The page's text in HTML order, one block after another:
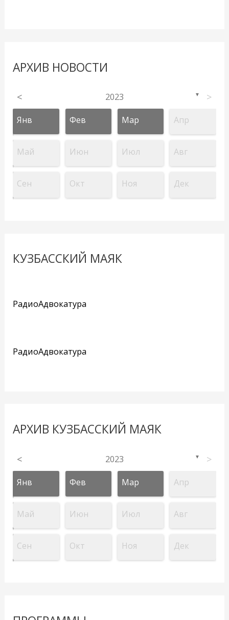
АРХИВ НОВОСТИ
< 2023 ▼ >
Янв Фев Мар Апр
Май Июн Июл Авг
Сен Окт Ноя Дек
КУЗБАССКИЙ МАЯК
РадиоАдвокатура
РадиоАдвокатура
АРХИВ КУЗБАССКИЙ МАЯК
< 2023 ▼ >
Янв Фев Мар Апр
Май Июн Июл Авг
Сен Окт Ноя Дек